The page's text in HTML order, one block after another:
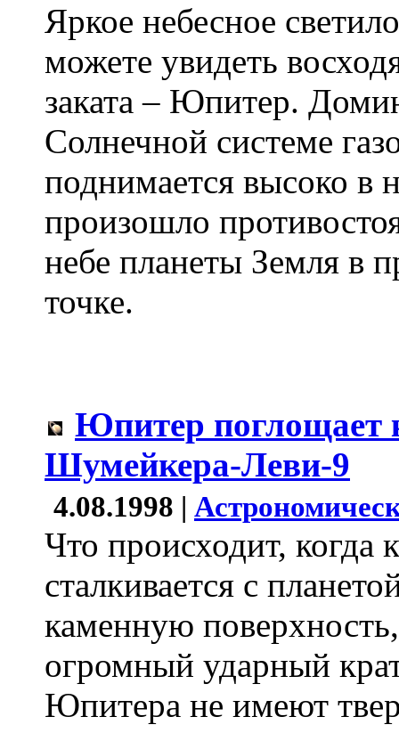
Яркое небесное
можете увидеть
заката – Юпитер.
Солнечной системе
поднимается высоко в
произошло
небе планеты Земля в
точке.
Юпитер поглощает
Шумейкера-Леви-9
4.08.1998 |
Что происходит, когда
сталкивается с
каменную
огромный ударный
Юпитера не имеют